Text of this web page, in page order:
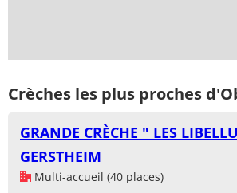
Crèches les plus proches
GRANDE CRÈCHE " LES
GERSTHEIM
Multi-accueil (40 places)